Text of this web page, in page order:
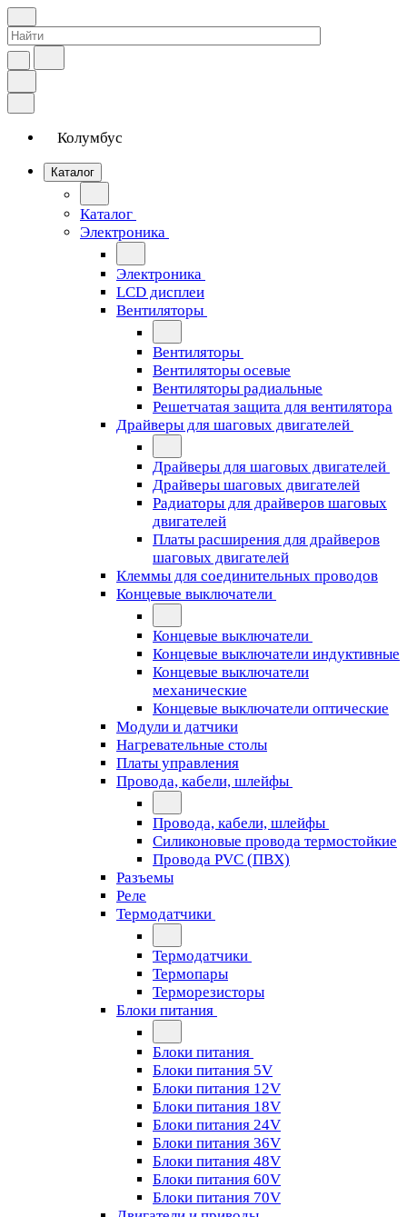
Колумбус
Каталог
Каталог
Электроника
Электроника
LCD дисплеи
Вентиляторы
Вентиляторы
Вентиляторы осевые
Вентиляторы радиальные
Решетчатая защита для вентилятора
Драйверы для шаговых двигателей
Драйверы для шаговых двигателей
Драйверы шаговых двигателей
Радиаторы для драйверов шаговых
двигателей
Платы расширения для драйверов
шаговых двигателей
Клеммы для соединительных проводов
Концевые выключатели
Концевые выключатели
Концевые выключатели индуктивные
Концевые выключатели
механические
Концевые выключатели оптические
Модули и датчики
Нагревательные столы
Платы управления
Провода, кабели, шлейфы
Провода, кабели, шлейфы
Силиконовые провода термостойкие
Провода PVC (ПВХ)
Разъемы
Реле
Термодатчики
Термодатчики
Термопары
Терморезисторы
Блоки питания
Блоки питания
Блоки питания 5V
Блоки питания 12V
Блоки питания 18V
Блоки питания 24V
Блоки питания 36V
Блоки питания 48V
Блоки питания 60V
Блоки питания 70V